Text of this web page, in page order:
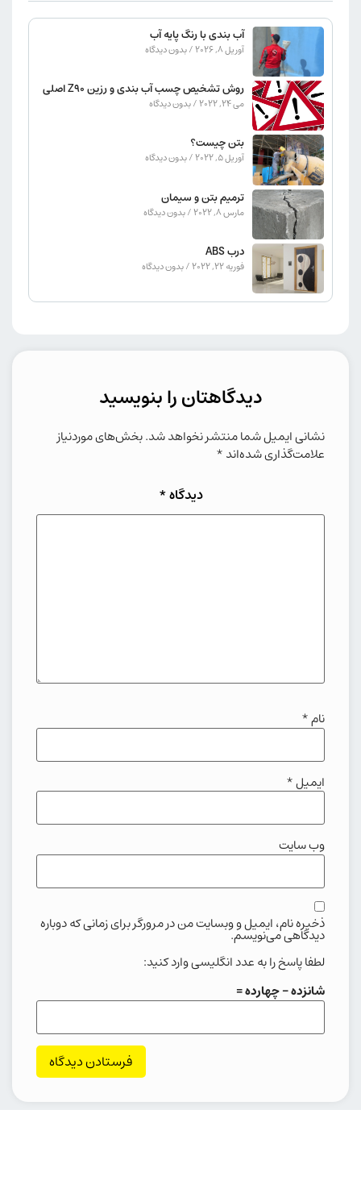
آب بندی با رنگ پایه آب
آوریل 8, 2026 بدون دیدگاه
روش تشخیص چسب آب بندی و رزین Z90 اصلی
می 24, 2022 بدون دیدگاه
بتن چیست؟
آوریل 5, 2022 بدون دیدگاه
ترمیم بتن و سیمان
مارس 8, 2022 بدون دیدگاه
درب ABS
فوریه 22, 2022 بدون دیدگاه
دیدگاهتان را بنویسید
نشانی ایمیل شما منتشر نخواهد شد.بخش‌های موردنیاز
علامت‌گذاری شده‌اند*
دیدگاه*
نام*
ایمیل*
وب‌ سایت
ذخیره نام، ایمیل و وبسایت من در مرورگر برای زمانی که دوباره
دیدگاهی می‌نویسم.
لطفا پاسخ را به عدد انگلیسی وارد کنید:
شانزده − چهارده =